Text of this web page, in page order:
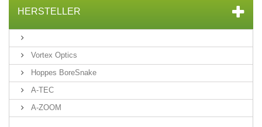
HERSTELLER
Vortex Optics
Hoppes BoreSnake
A-TEC
A-ZOOM